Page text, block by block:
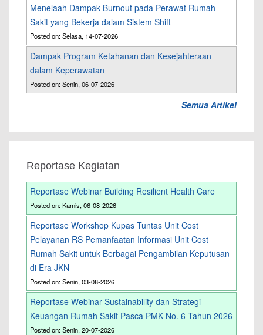
Menelaah Dampak Burnout pada Perawat Rumah
Sakit yang Bekerja dalam Sistem Shift
Posted on: Selasa, 14-07-2026
Dampak Program Ketahanan dan Kesejahteraan
dalam Keperawatan
Posted on: Senin, 06-07-2026
Semua Artikel
Reportase Kegiatan
Reportase Webinar Building Resilient Health Care
Posted on: Kamis, 06-08-2026
Reportase Workshop Kupas Tuntas Unit Cost
Pelayanan RS Pemanfaatan Informasi Unit Cost
Rumah Sakit untuk Berbagai Pengambilan Keputusan
di Era JKN
Posted on: Senin, 03-08-2026
Reportase Webinar Sustainability dan Strategi
Keuangan Rumah Sakit Pasca PMK No. 6 Tahun 2026
Posted on: Senin, 20-07-2026